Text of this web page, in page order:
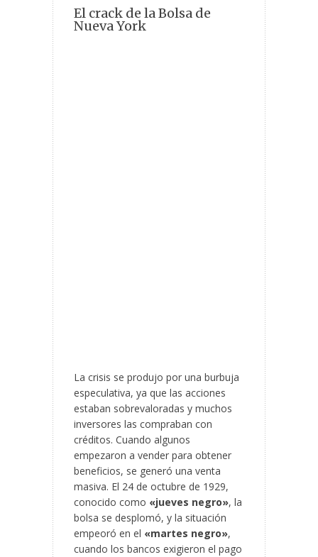
El crack de la Bolsa de
Nueva York
La crisis se produjo por una burbuja
especulativa, ya que las acciones
estaban sobrevaloradas y muchos
inversores las compraban con
créditos. Cuando algunos
empezaron a vender para obtener
beneficios, se generó una venta
masiva. El 24 de octubre de 1929,
conocido como «jueves negro», la
bolsa se desplomó, y la situación
empeoró en el «martes negro»,
cuando los bancos exigieron el pago